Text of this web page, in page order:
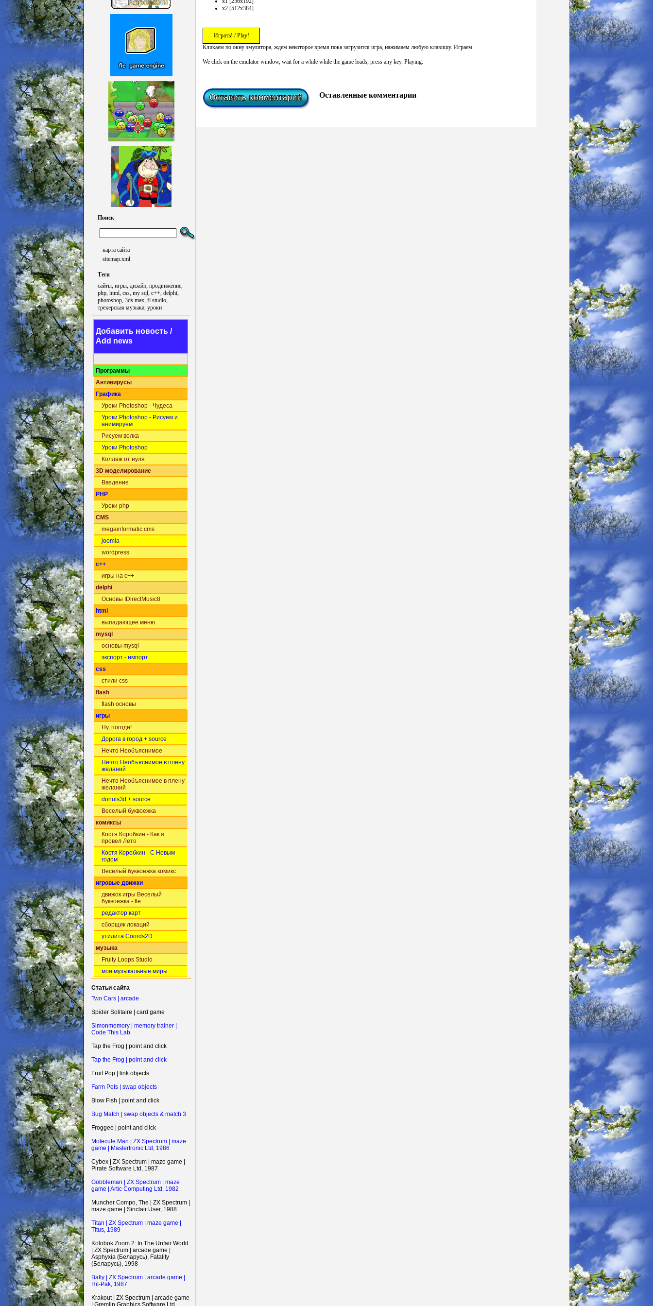
Поиск
карта сайта
sitemap.xml
Теги
сайты, игры, дизайн, продвижение,
php, html, css, my sql, c++, delphi,
photoshop, 3ds max, fl studio,
трекерская музыка, уроки
Добавить новость /
Add news
Программы
Антивирусы
Графика
Уроки Photoshop - Чудеса
Уроки Photoshop - Рисуем и
анимируем
Рисуем волка
Уроки Photoshop
Коллаж от нуля
3D моделирование
Введение
PHP
Уроки php
CMS
megainformatic cms
joomla
wordpress
c++
игры на c++
delphi
Основы IDirectMusic8
html
выпадающее меню
mysql
основы mysql
экспорт - импорт
css
стили css
flash
flash основы
игры
Ну, погоди!
Дорога в город + source
Нечто Необъяснимое
Нечто Необъяснимое в плену
желаний
Нечто Необъяснимое в плену
желаний
donuts3d + source
Веселый буквоежка
комиксы
Костя Коробкин - Как я
провел Лето
Костя Коробкин - С Новым
годом
Веселый буквоежка комикс
игровые движки
движок игры Веселый
буквоежка - fle
редактор карт
сборщик локаций
утилита Coords2D
музыка
Fruity Loops Studio
мои музыкальные миры
Статьи сайта
Two Cars | arcade
Spider Solitaire | card game
Simonmemory | memory trainer |
Code This Lab
Tap the Frog | point and click
Tap the Frog | point and click
Fruit Pop | link objects
Farm Pets | swap objects
Blow Fish | point and click
Bug Match | swap objects & match 3
Froggee | point and click
Molecule Man | ZX Spectrum | maze
game | Mastertronic Ltd, 1986
Cybex | ZX Spectrum | maze game |
Pirate Software Ltd, 1987
Gobbleman | ZX Spectrum | maze
game | Artic Computing Ltd, 1982
Muncher Compo, The | ZX Spectrum |
maze game | Sinclair User, 1988
Titan | ZX Spectrum | maze game |
Titus, 1989
Kolobok Zoom 2: In The Unfair World
| ZX Spectrum | arcade game |
Asphyxia (Беларусь), Fatality
(Беларусь), 1998
Batty | ZX Spectrum | arcade game |
Hit-Pak, 1987
Krakout | ZX Spectrum | arcade game
| Gremlin Graphics Software Ltd,
x2 [512x384]
Играть! / Play!
Кликаем по окну эмулятора, ждем некоторое время пока загрузится игра, нажимаем любую клавишу. Играем.
We click on the emulator window, wait for a while while the game loads, press any key. Playing.
Оставленные комментарии